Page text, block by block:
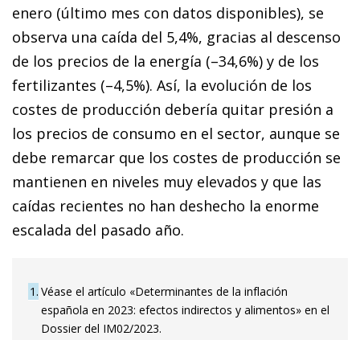
enero (último mes con datos disponibles), se
observa una caída del 5,4%, gracias al descenso
de los precios de la energía (–34,6%) y de los
fertilizantes (–4,5%). Así, la evolución de los
costes de producción debería quitar presión a
los precios de consumo en el sector, aunque se
debe remarcar que los costes de producción se
mantienen en niveles muy elevados y que las
caídas recientes no han deshecho la enorme
escalada del pasado año.
1 Véase el artículo «Determinantes de la inflación
española en 2023: efectos indirectos y alimentos» en el
Dossier del IM02/2023.